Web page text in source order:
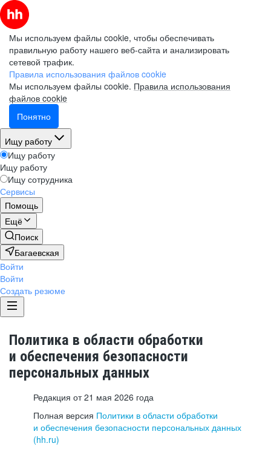
Мы используем файлы cookie, чтобы обеспечивать
правильную работу нашего веб-сайта и анализировать
сетевой трафик.
Правила использования файлов cookie
Мы используем файлы cookie. Правила использования
файлов cookie
Понятно
Ищу работу
Ищу работу
Ищу работу
Ищу сотрудника
Сервисы
Помощь
Ещё
Поиск
Багаевская
Войти
Войти
Создать резюме
Политика в области обработки
и обеспечения безопасности
персональных данных
Редакция от 21 мая 2026 года
Полная версия Политики в области обработки
и обеспечения безопасности персональных данных
(hh.ru)